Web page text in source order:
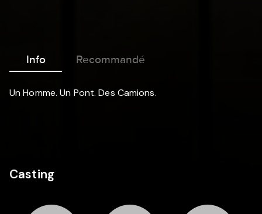
Info Recommandé
Un Homme. Un Pont. Des Camions.
Casting